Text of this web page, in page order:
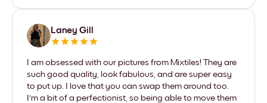
Laney Gill
I am obsessed with our pictures from Mixtiles! They are
such good quality, look fabulous, and are super easy
to put up. I love that you can swap them around too.
I'm a bit of a perfectionist, so being able to move them